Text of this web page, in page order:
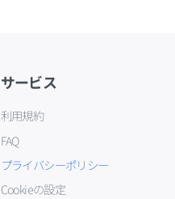
サービス
利用規約
FAQ
プライバシーポリシー
Cookieの設定